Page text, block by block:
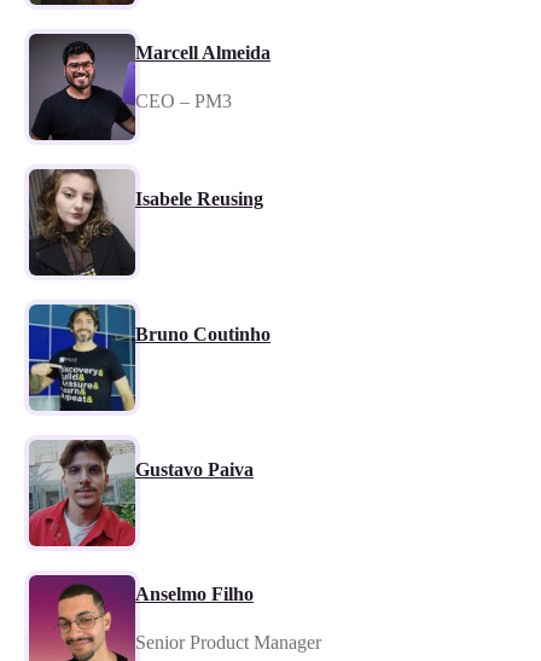
Marcell Almeida
CEO – PM3
Isabele Reusing
Bruno Coutinho
Gustavo Paiva
Anselmo Filho
Senior Product Manager